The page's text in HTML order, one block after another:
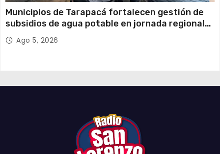
Municipios de Tarapacá fortalecen gestión de
subsidios de agua potable en jornada regional
organizada por Aguas del Altiplano y ANDESS
Ago 5, 2026